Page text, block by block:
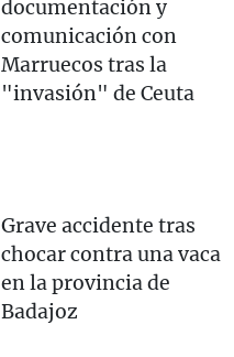
documentación y
comunicación con
Marruecos tras la
"invasión" de Ceuta
Grave accidente tras
chocar contra una vaca
en la provincia de
Badajoz